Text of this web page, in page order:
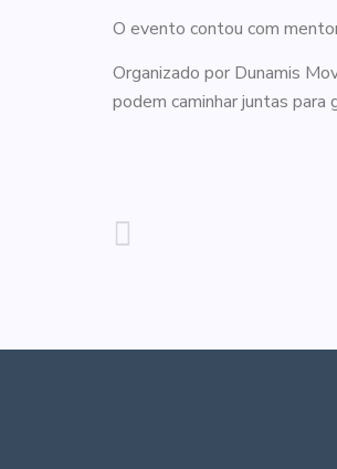
O evento contou com
Organizado por Dunamis
podem caminhar juntas para